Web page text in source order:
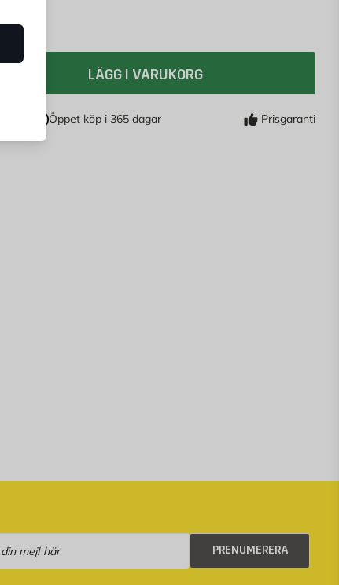
LÄGG I VARUKORG
Öppet köp i 365 dagar Prisgaranti
PRENUMERERA